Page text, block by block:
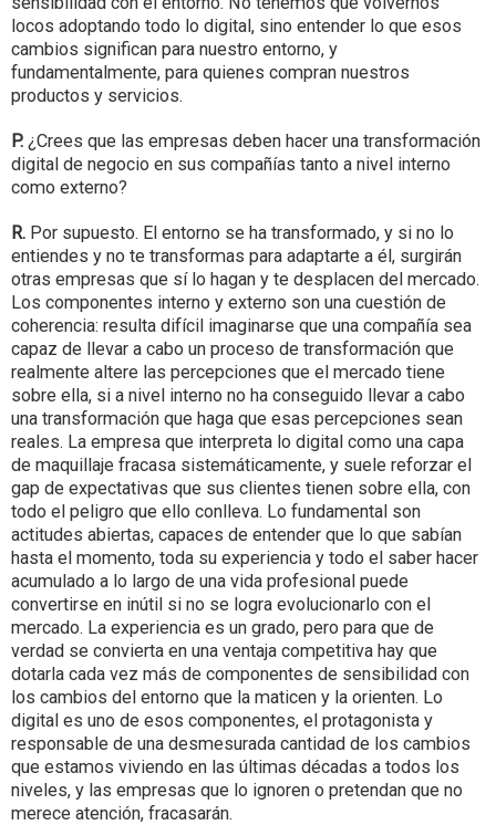
locos adoptando todo lo digital, sino entender lo que esos
cambios significan para nuestro entorno, y
fundamentalmente, para quienes compran nuestros
productos y servicios.
P. ¿Crees que las empresas deben hacer una transformación
digital de negocio en sus compañías tanto a nivel interno
como externo?
R. Por supuesto. El entorno se ha transformado, y si no lo
entiendes y no te transformas para adaptarte a él, surgirán
otras empresas que sí lo hagan y te desplacen del mercado.
Los componentes interno y externo son una cuestión de
coherencia: resulta difícil imaginarse que una compañía sea
capaz de llevar a cabo un proceso de transformación que
realmente altere las percepciones que el mercado tiene
sobre ella, si a nivel interno no ha conseguido llevar a cabo
una transformación que haga que esas percepciones sean
reales. La empresa que interpreta lo digital como una capa
de maquillaje fracasa sistemáticamente, y suele reforzar el
gap de expectativas que sus clientes tienen sobre ella, con
todo el peligro que ello conlleva. Lo fundamental son
actitudes abiertas, capaces de entender que lo que sabían
hasta el momento, toda su experiencia y todo el saber hacer
acumulado a lo largo de una vida profesional puede
convertirse en inútil si no se logra evolucionarlo con el
mercado. La experiencia es un grado, pero para que de
verdad se convierta en una ventaja competitiva hay que
dotarla cada vez más de componentes de sensibilidad con
los cambios del entorno que la maticen y la orienten. Lo
digital es uno de esos componentes, el protagonista y
responsable de una desmesurada cantidad de los cambios
que estamos viviendo en las últimas décadas a todos los
niveles, y las empresas que lo ignoren o pretendan que no
merece atención, fracasarán.